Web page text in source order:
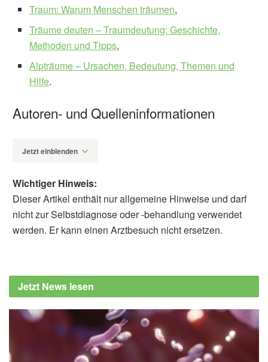
Traum: Warum Menschen träumen,
Träume deuten – Traumdeutung: Geschichte,
Methoden und Tipps,
Alpträume – Ursachen, Bedeutung, Themen und
Hilfe.
Autoren- und Quelleninformationen
Jetzt einblenden
Research: The dreaming brain tunes out the
outside world (veröffentlicht: 14.05.2020),
Matthieu Koroma, Celia Lacaux, Thomas
Andrillon, u.a.: Sleepers Selectively
Suppress Informative Inputs during Rapid
Wichtiger Hinweis:
Dieser Artikel enthält nur allgemeine Hinweise und darf
nicht zur Selbstdiagnose oder -behandlung verwendet
werden. Er kann einen Arztbesuch nicht ersetzen.
Jetzt News lesen